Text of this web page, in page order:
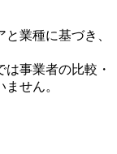
業種に基づき、
事業者の比較・
せん。